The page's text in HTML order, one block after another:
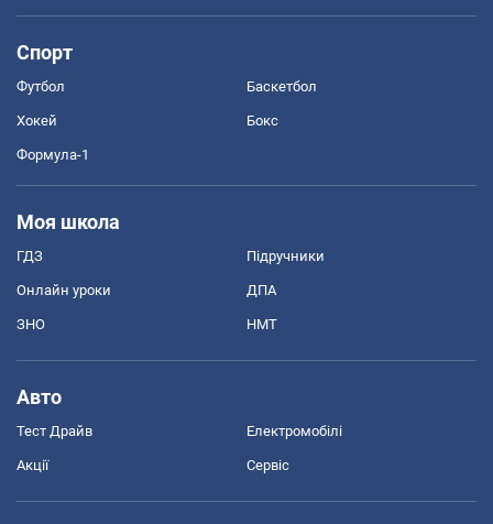
Спорт
Футбол Баскетбол
Хокей Бокс
Формула-1
Моя школа
ГДЗ Підручники
Онлайн уроки ДПА
ЗНО НМТ
Авто
Тест Драйв Електромобілі
Акції Сервіс